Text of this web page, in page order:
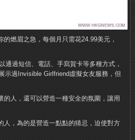
燃眉之急，每個月只需花24.99美元，
過短信、電話、手寫賀卡等多種方式，
示過Invisible Girlfriend虛擬女友服務，但
人，還可以營造一種安全的氛圍，讓用
人，為的是營造一點點的猜忌，迫使對方